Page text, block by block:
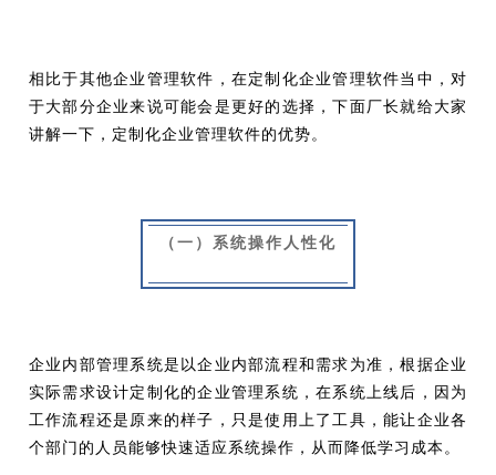
相比于其他企业管理软件，在定制化企业管理软件当中，对
于大部分企业来说可能会是更好的选择，下面厂长就给大家
讲解一下，定制化企业管理软件的优势。
（一）系统操作人性化
企业内部管理系统是以企业内部流程和需求为准，根据企业
实际需求设计定制化的企业管理系统，在系统上线后，因为
工作流程还是原来的样子，只是使用上了工具，能让企业各
个部门的人员能够快速适应系统操作，从而降低学习成本。